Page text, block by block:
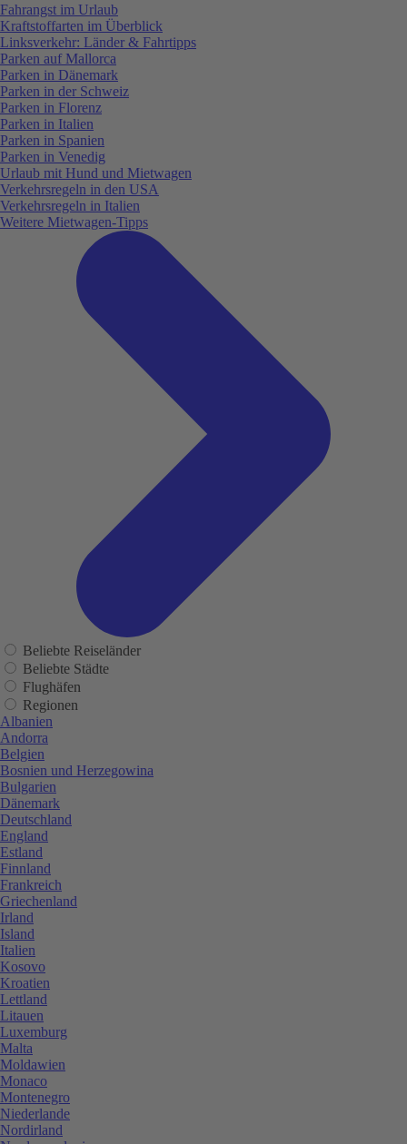
Fahrangst im Urlaub
Kraftstoffarten im Überblick
Linksverkehr: Länder & Fahrtipps
Parken auf Mallorca
Parken in Dänemark
Parken in der Schweiz
Parken in Florenz
Parken in Italien
Parken in Spanien
Parken in Venedig
Urlaub mit Hund und Mietwagen
Verkehrsregeln in den USA
Verkehrsregeln in Italien
Weitere Mietwagen-Tipps
Beliebte Reiseländer
Beliebte Städte
Flughäfen
Regionen
Albanien
Andorra
Belgien
Bosnien und Herzegowina
Bulgarien
Dänemark
Deutschland
England
Estland
Finnland
Frankreich
Griechenland
Irland
Island
Italien
Kosovo
Kroatien
Lettland
Litauen
Luxemburg
Malta
Moldawien
Monaco
Montenegro
Niederlande
Nordirland